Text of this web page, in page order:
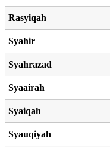
Rasyiqah
Syahir
Syahrazad
Syaairah
Syaiqah
Syauqiyah